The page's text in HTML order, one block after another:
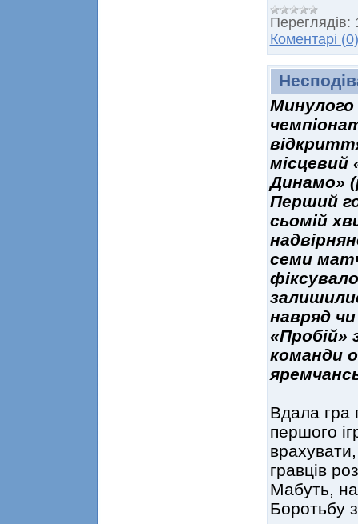
Переглядів:
Коментарі (0)
місцевий
Динамо»
Перший
сьомій
семи
навряд
«Пробій»
команди
Вдала гра
першого
гравців
Мабуть,
Боротьбу